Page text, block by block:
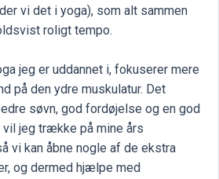
vi det i yoga), som alt sammen
roligt tempo.
jeg er uddannet i, fokuserer mere
på den ydre muskulatur. Det
søvn, god fordøjelse og en god
jeg trække på mine års
vi kan åbne nogle af de ekstra
og dermed hjælpe med